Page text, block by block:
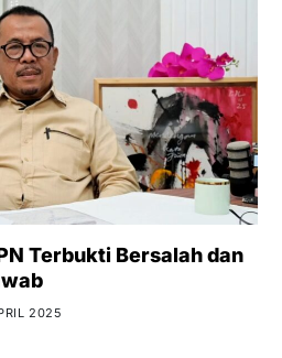
Terbukti Bersalah dan
2025